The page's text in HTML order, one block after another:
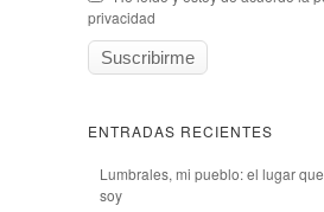
privacidad
ENTRADAS RECIENTES
Lumbrales, mi pueblo: el lugar
soy